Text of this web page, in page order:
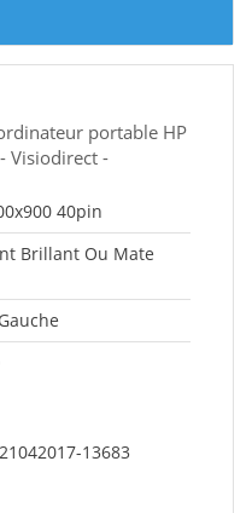
portable HP
Visiodirect -
40pin
Brillant Ou Mate
13683